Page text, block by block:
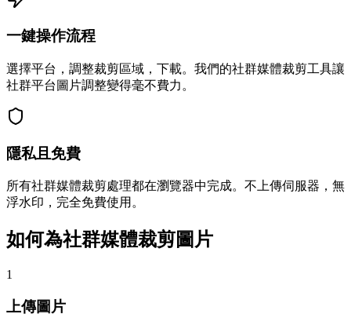
一鍵操作流程
選擇平台，調整裁剪區域，下載。我們的社群媒體裁剪工具讓
社群平台圖片調整變得毫不費力。
隱私且免費
所有社群媒體裁剪處理都在瀏覽器中完成。不上傳伺服器，無
浮水印，完全免費使用。
如何為社群媒體裁剪圖片
1
上傳圖片